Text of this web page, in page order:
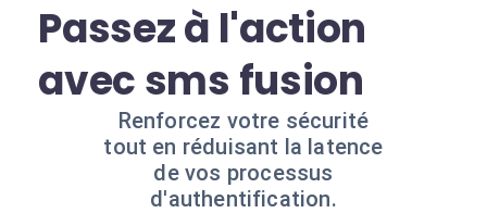
Passez à l'action
avec sms fusion
Renforcez votre sécurité
tout en réduisant la latence
de vos processus
d'authentification.